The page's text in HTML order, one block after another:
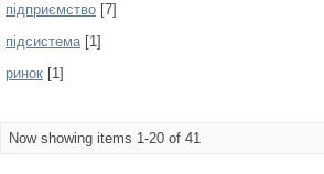
підприємство [7]
підсистема[1]
ринок [1]
Now showing items 1-20 of 41